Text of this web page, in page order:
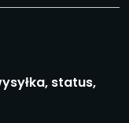
status,